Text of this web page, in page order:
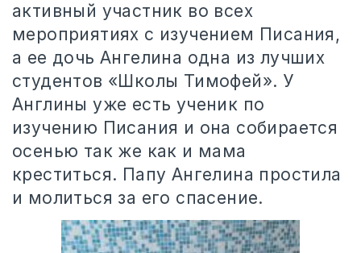
активный участник во всех
мероприятиях с изучением Писания,
а ее дочь Ангелина одна из лучших
студентов «Школы Тимофей». У
Англины уже есть ученик по
изучению Писания и она собирается
осенью так же как и мама
креститься. Папу Ангелина простила
и молиться за его спасение.